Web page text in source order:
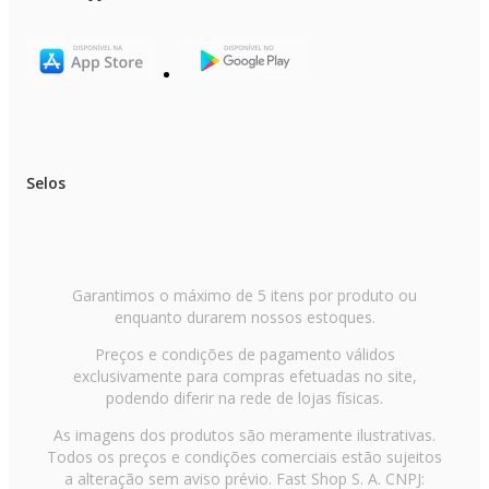
Selos
Garantimos o máximo de 5 itens por produto ou
enquanto durarem nossos estoques.
Preços e condições de pagamento válidos
exclusivamente para compras efetuadas no site,
podendo diferir na rede de lojas físicas.
As imagens dos produtos são meramente ilustrativas.
Todos os preços e condições comerciais estão sujeitos
a alteração sem aviso prévio. Fast Shop S. A. CNPJ: